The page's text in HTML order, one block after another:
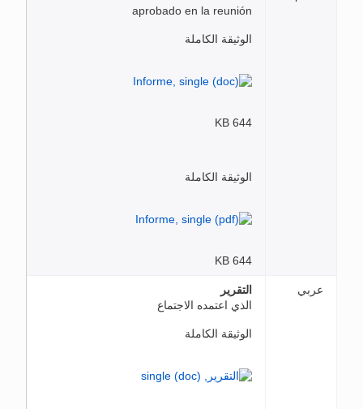
aprobado en la reunión
الوثيقة الكاملة
644 KB
الوثيقة الكاملة
644 KB
عربي
التقرير
الذي اعتمده الاجتماع
الوثيقة الكاملة